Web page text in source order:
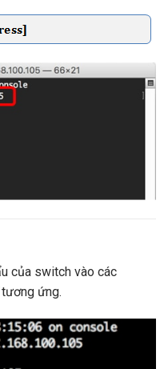
của switch vào các
ứng.